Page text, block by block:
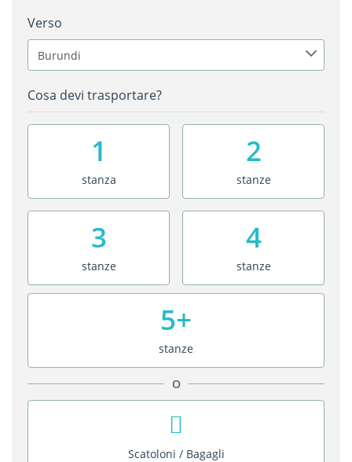
Verso
Burundi
Cosa devi trasportare?
1
stanza
2
stanze
3
stanze
4
stanze
5+
stanze
O
Scatoloni / Bagagli